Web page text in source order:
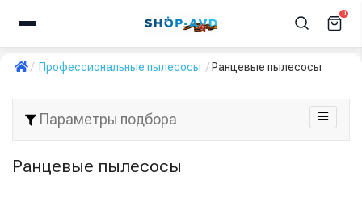
0
Профессиональные пылесосы Ранцевые пылесосы
Параметры подбора
Ранцевые пылесосы